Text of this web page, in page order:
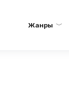
Жанры